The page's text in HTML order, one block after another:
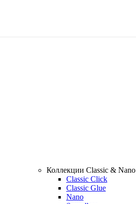
Коллекции Classic & Nano
Classic Click
Classic Glue
Nano